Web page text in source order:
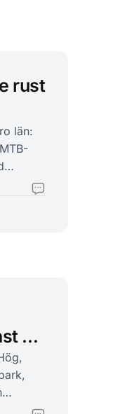
rust
län:
op
per